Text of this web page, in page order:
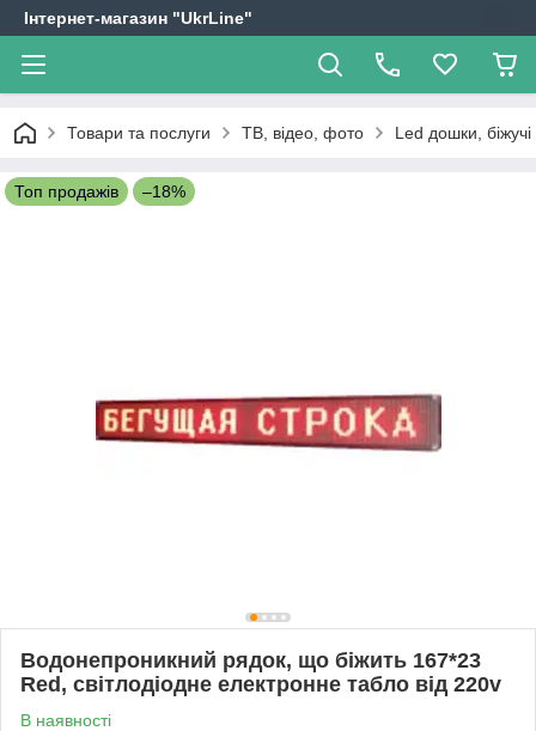
Інтернет-магазин "UkrLine"
Товари та послуги ТВ, відео, фото Led дошки, біжучі
Топ продажів –18%
Водонепроникний рядок, що біжить 167*23
Red, світлодіодне електронне табло від 220v
В наявності